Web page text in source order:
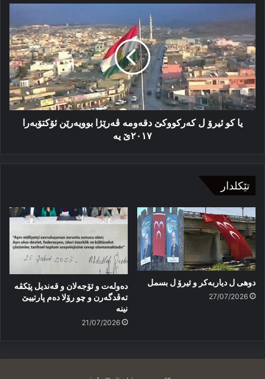
یا
كو
ئیرۆ
ل
كەركووكێ
دقەومە
ڤەرێژا
بوویەرێن
ئۆکتۆبەرا
٢٠١٧ێ
یا كو ئیرۆ ل كەركووكێ دقەومە ڤەرێژا بوویەرێن ئۆکتۆبەرا
٢٠١٧ێ یە
تێکلدار
دوهی ل دیاربەکر و ئیرۆ ل بسمل
27/07/2026
دەولەت و ئۆجەلان و قەندیل پێکڤە
تەڤدگەرن و چو رۆلا دەم پارتییێ
نینە
21/07/2026